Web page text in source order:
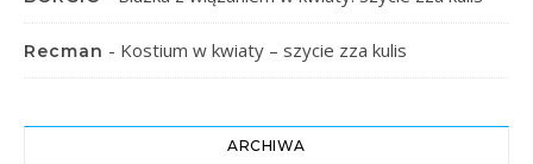
Recman - Kostium w kwiaty – szycie zza kulis
ARCHIWA